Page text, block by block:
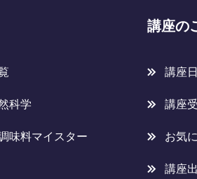
科学
味料マイスター
講座の
講座
講座
お気
講座